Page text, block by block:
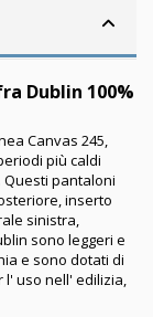
Dublin 100%
Canvas 245,
più caldi
Questi pantaloni
inserto
sinistra,
sono leggeri e
e sono dotati di
l' uso nell' edilizia,